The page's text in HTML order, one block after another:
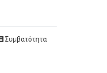
Συμβατότητα